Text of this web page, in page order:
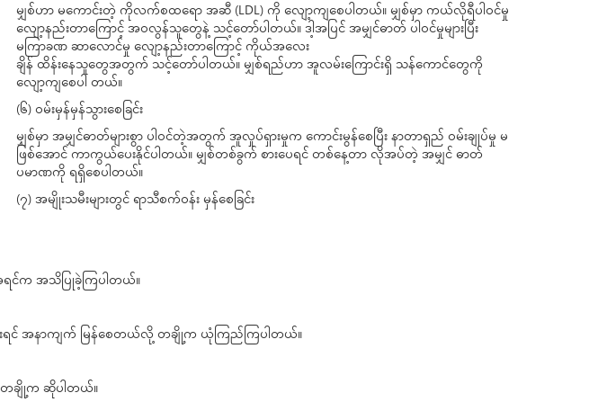
မျှစ်ဟာ မကောင်းတဲ့ ကိုလက်စထရော အဆီ (LDL) ကို လျော့ကျစေပါတယ်။ မျှစ်မှာ ကယ်လိုရီပါဝင်မှု
လျော့နည်းတာကြောင့် အဝလွန်သူတွေနဲ့ သင့်တော်ပါတယ်။ ဒါ့အပြင် အမျှင်ဓာတ် ပါဝင်မှုများပြီး
မကြာခဏ ဆာလောင်မှု လျော့နည်းတာကြောင့် ကိုယ်အလေး
ချိန် ထိန်းနေသူတွေအတွက် သင့်တော်ပါတယ်။ မျှစ်ရည်ဟာ အူလမ်းကြောင်းရှိ သန်ကောင်တွေကို
လျော့ကျစေပါ တယ်။
(၆) ဝမ်းမှန်မှန်သွားစေခြင်း
မျှစ်မှာ အမျှင်ဓာတ်များစွာ ပါဝင်တဲ့အတွက် အူလှုပ်ရှားမှုက ကောင်းမွန်စေပြီး နာတာရှည် ဝမ်းချုပ်မှု မ
ဖြစ်အောင် ကာကွယ်ပေးနိုင်ပါတယ်။ မျှစ်တစ်ခွက် စားပေရင် တစ်နေ့တာ လိုအပ်တဲ့ အမျှင် ဓာတ်
ပမာဏကို ရရှိစေပါတယ်။
(၇) အမျိုးသမီးများတွင် ရာသီစက်ဝန်း မှန်စေခြင်း
င်က အသိပြုခဲ့ကြပါတယ်။
င် အနာကျက် မြန်စေတယ်လို့ တချို့က ယုံကြည်ကြပါတယ်။
တချို့က ဆိုပါတယ်။